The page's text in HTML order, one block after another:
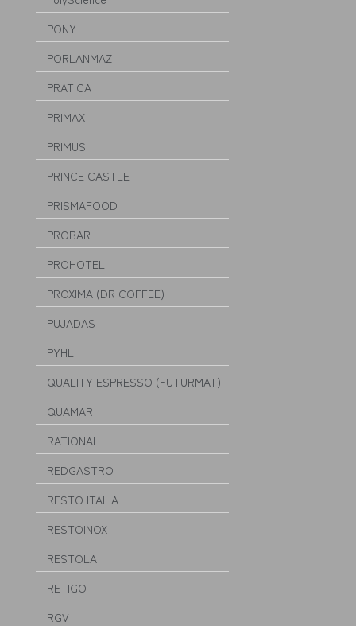
PONY
PORLANMAZ
PRATICA
PRIMAX
PRIMUS
PRINCE CASTLE
PRISMAFOOD
PROBAR
PROHOTEL
PROXIMA (DR COFFEE)
PUJADAS
PYHL
QUALITY ESPRESSO (FUTURMAT)
QUAMAR
RATIONAL
REDGASTRO
RESTO ITALIA
RESTOINOX
RESTOLA
RETIGO
RGV